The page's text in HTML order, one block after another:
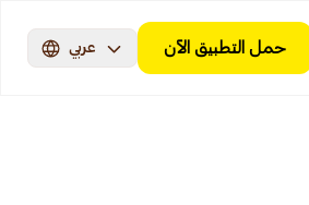
حمل التطبيق الآن عربي